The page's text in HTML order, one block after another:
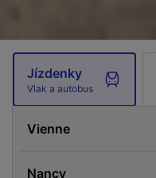
Jízdenky
Vlak a autobus